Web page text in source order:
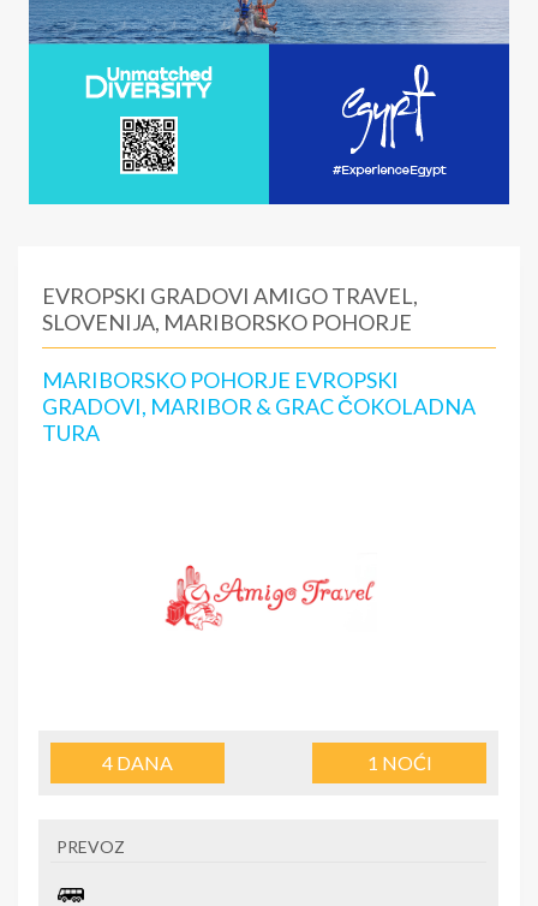
EVROPSKI GRADOVI AMIGO TRAVEL,
SLOVENIJA, MARIBORSKO POHORJE
MARIBORSKO POHORJE EVROPSKI
GRADOVI, MARIBOR & GRAC ČOKOLADNA
TURA
4 DANA 1 NOĆI
PREVOZ